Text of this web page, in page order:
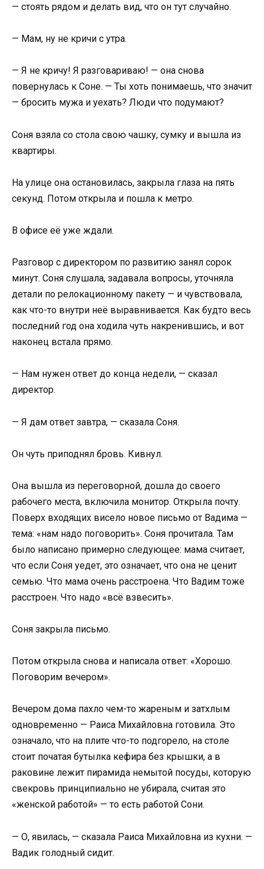
— стоять рядом и делать вид, что он тут случайно.
— Мам, ну не кричи с утра.
— Я не кричу! Я разговариваю! — она снова
повернулась к Соне. — Ты хоть понимаешь, что значит
— бросить мужа и уехать? Люди что подумают?
Соня взяла со стола свою чашку, сумку и вышла из
квартиры.
На улице она остановилась, закрыла глаза на пять
секунд. Потом открыла и пошла к метро.
В офисе её уже ждали.
Разговор с директором по развитию занял сорок
минут. Соня слушала, задавала вопросы, уточняла
детали по релокационному пакету — и чувствовала,
как что-то внутри неё выравнивается. Как будто весь
последний год она ходила чуть накренившись, и вот
наконец встала прямо.
— Нам нужен ответ до конца недели, — сказал
директор.
— Я дам ответ завтра, — сказала Соня.
Он чуть приподнял бровь. Кивнул.
Она вышла из переговорной, дошла до своего
рабочего места, включила монитор. Открыла почту.
Поверх входящих висело новое письмо от Вадима —
тема: «нам надо поговорить». Соня прочитала. Там
было написано примерно следующее: мама считает,
что если Соня уедет, это означает, что она не ценит
семью. Что мама очень расстроена. Что Вадим тоже
расстроен. Что надо «всё взвесить».
Соня закрыла письмо.
Потом открыла снова и написала ответ: «Хорошо.
Поговорим вечером».
Вечером дома пахло чем-то жареным и затхлым
одновременно — Раиса Михайловна готовила. Это
означало, что на плите что-то подгорело, на столе
стоит початая бутылка кефира без крышки, а в
раковине лежит пирамида немытой посуды, которую
свекровь принципиально не убирала, считая это
«женской работой» — то есть работой Сони.
— О, явилась, — сказала Раиса Михайловна из кухни. —
Вадик голодный сидит.